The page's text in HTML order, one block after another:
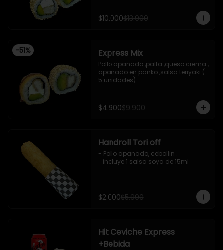
apanado en panko
Kanikama , queso crema ,
$10.000$13.900
-51% Express Mix
Pollo apanado ,palta ,queso crema ,
apanado en panko ,salsa teriyaki (
5 unidades)
incluye 1 salsa de soya de 15 ml
$4.900$9.900
Handroll Tori off
- Pollo apanado, cebollin .
   incluye 1 salsa soya de 15ml
$2.000$5.990
Hit Ceviche Express
+Bebida